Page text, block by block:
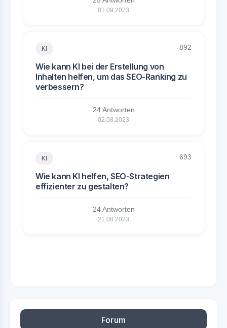
01.09.2023
KI 892
Wie kann KI bei der Erstellung von
Inhalten helfen, um das SEO-Ranking zu
verbessern?
24 Antworten
02.08.2023
KI 693
Wie kann KI helfen, SEO-Strategien
effizienter zu gestalten?
24 Antworten
21.08.2023
Forum